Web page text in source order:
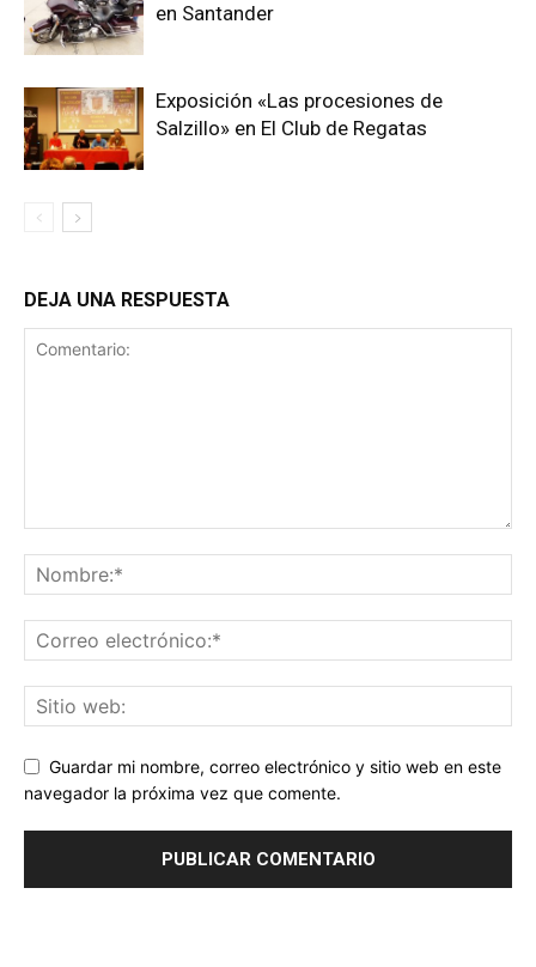
en Santander
Exposición «Las procesiones de
Salzillo» en El Club de Regatas
DEJA UNA RESPUESTA
Guardar mi nombre, correo electrónico y sitio web en este
navegador la próxima vez que comente.